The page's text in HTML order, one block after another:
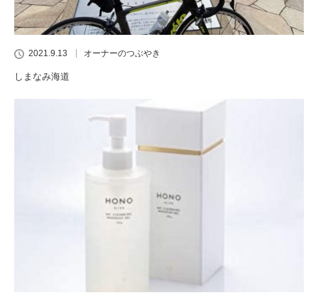
2021.9.13 オーナーのつぶやき
しまなみ海道